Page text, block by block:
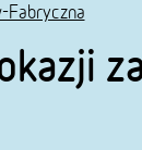
Fabryczna